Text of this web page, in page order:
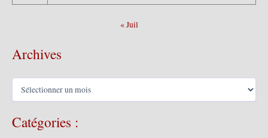
« Juil
Archives
A
h
Catégories :